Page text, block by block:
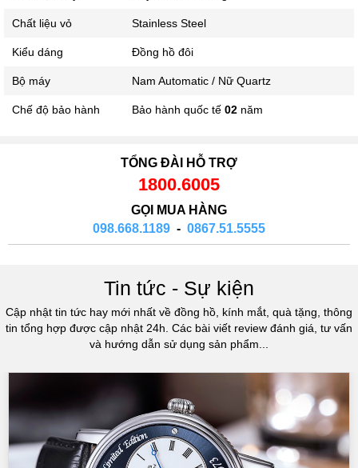
Chất liệu vỏ Stainless Steel
Kiểu dáng Đồng hồ đôi
Bộ máy Nam Automatic / Nữ Quartz
Chế độ bảo hành Bảo hành quốc tế 02 năm
TỔNG ĐÀI HỖ TRỢ
1800.6005
GỌI MUA HÀNG
098.668.1189 - 0867.51.5555
Tin tức - Sự kiện
Cập nhật tin tức hay mới nhất về đồng hồ, kính mắt, quà tặng, thông
tin tổng hợp được cập nhật 24h. Các bài viết review đánh giá, tư vấn
và hướng dẫn sử dụng sản phẩm...